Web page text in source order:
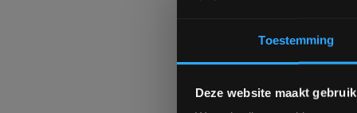
Toestemming
Deze website maakt
€12,80